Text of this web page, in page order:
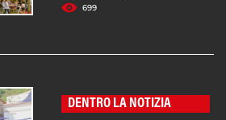
699
DENTRO LA NOTIZIA